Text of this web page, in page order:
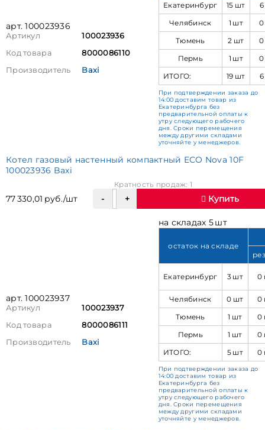
арт. 100023936
Артикул
100023936
Код товара
8000086110
Производитель
Baxi
Екатеринбург
15 шт
Челябинск
1 шт
Тюмень
2 шт
Пермь
1 шт
ИТОГО:
19 шт
При подтверждении заказа до
14:00 доставим товар из
Екатеринбурга без
предварительной оплаты к
утру следующего рабочего
дня. Сроки перемещения
между другими складами
уточняйте у менеджеров.
Котел газовый настенный компактный ECO Nova 10F
100023936 Baxi
77 330,01 руб./шт
Кратность продаж: 1
Купить
арт. 100023937
Артикул
100023937
Код товара
8000086111
Производитель
Baxi
на складах 5 шт
остаток на складе
Екатеринбург 3 шт 0
Челябинск 0 шт
0
Тюмень
1 шт
0
Пермь
1 шт
0
ИТОГО:
5 шт 0
При подтверждении заказа до
14:00 доставим товар из
Екатеринбурга без
предварительной оплаты к
утру следующего рабочего
дня. Сроки перемещения
между другими складами
уточняйте у менеджеров.